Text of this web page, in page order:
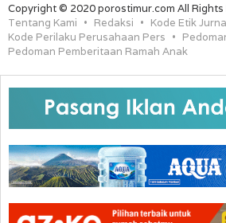
Copyright © 2020 porostimur.com All Rights
Tentang Kami
Redaksi
Kode Etik
Kode Perilaku Perusahaan Pers
Pedoman Pemberitaan Ramah Anak